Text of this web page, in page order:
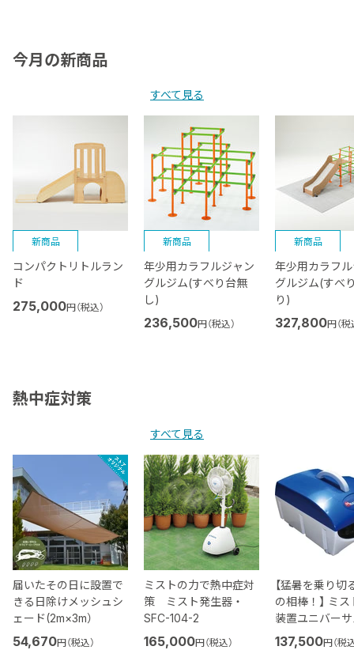
格
今月の新商品
すべて見る
新商品
コンパクトリトルラン
ド
275,000円（税込）
新商品
年少用カラフルジャン
グルジム(すべり台無
し)
236,500円（税込）
新商品
年少用カラフ
グルジム(すべ
り)
327,800円（税
熱中症対策
すべて見る
届いたその日に設置で
きる日除けメッシュシ
ェード(2m×3m）
54,670円（税込）
ミストの力で熱中症対
策 ミスト発生器・
SFC-104-2
165,000円（税込）
【猛暑を乗り切
の相棒！】 ミ
装置ユニバー
ト MUM602
137,500円（税